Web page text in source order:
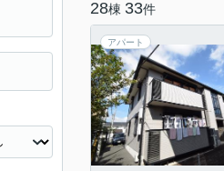
28棟 33件
アパート